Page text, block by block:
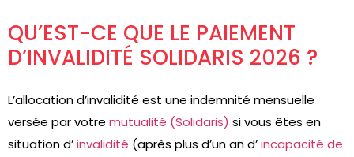
QU’EST-CE QUE LE PAIEMENT
D’INVALIDITÉ SOLIDARIS 2026 ?
L’allocation d’invalidité est une indemnité mensuelle
versée par votre mutualité (Solidaris) si vous êtes en
situation d’invalidité (après plus d’un an d’incapacité de